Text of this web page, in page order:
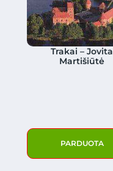
Trakai – Jovita
Martišiūtė
PARDUOTA